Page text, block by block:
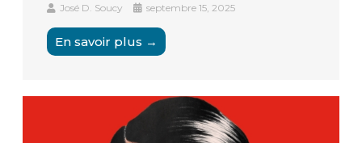
José D. Soucy septembre 15, 2025
En savoir plus →